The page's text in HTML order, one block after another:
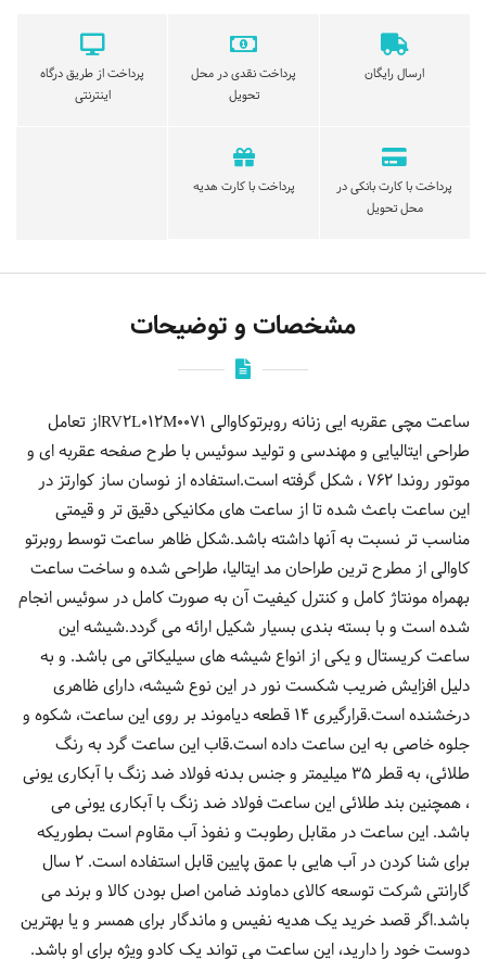
ارسال رایگان
پرداخت نقدی در محل
تحویل
پرداخت از طریق درگاه
اینترنتی
پرداخت با کارت بانکی در
محل تحویل
پرداخت با کارت هدیه
مشخصات و توضیحات
ساعت مچی عقربه ایی زنانه روبرتوکاوالی RV2L012M0071از تعامل
طراحی ایتالیایی و مهندسی و تولید سوئیس با طرح صفحه عقربه ای و
موتور روندا 762 ، شکل گرفته است.استفاده از نوسان ساز کوارتز در
این ساعت باعث شده تا از ساعت های مکانیکی دقیق تر و قیمتی
مناسب تر نسبت به آنها داشته باشد.شکل ظاهر ساعت توسط روبرتو
کاوالی از مطرح ترین طراحان مد ایتالیا، طراحی شده و ساخت ساعت
بهمراه مونتاژ کامل و کنترل کیفیت آن به صورت کامل در سوئیس انجام
شده است و با بسته بندی بسیار شکیل ارائه می گردد.شیشه این
ساعت کریستال و یکی از انواع شیشه های سیلیکاتی می باشد. و به
دلیل افزایش ضریب شکست نور در این نوع شیشه، دارای ظاهری
درخشنده است.قرارگیری 14 قطعه دیاموند بر روی این ساعت، شکوه و
جلوه خاصی به این ساعت داده است.قاب این ساعت گرد به رنگ
طلائی، به قطر 35 میلیمتر و جنس بدنه فولاد ضد زنگ با آبکاری یونی
، همچنین بند طلائی این ساعت فولاد ضد زنگ با آبکاری یونی می
باشد. این ساعت در مقابل رطوبت و نفوذ آب مقاوم است بطوریکه
برای شنا کردن در آب هایی با عمق پایین قابل استفاده است. 2 سال
گارانتی شرکت توسعه کالای دماوند ضامن اصل بودن کالا و برند می
باشد.اگر قصد خرید یک هدیه نفیس و ماندگار برای همسر و یا بهترین
دوست خود را دارید، این ساعت می تواند یک کادو ویژه برای او باشد.